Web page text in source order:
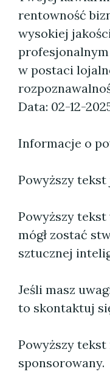
rentowność
wysokiej
w postaci
Data: 02-12-
Informacje o
Powyższy
Powyższy tekst
mógł zostać
sztucznej
Jeśli masz
to skontaktuj
Powyższy tekst
sponsorowany.